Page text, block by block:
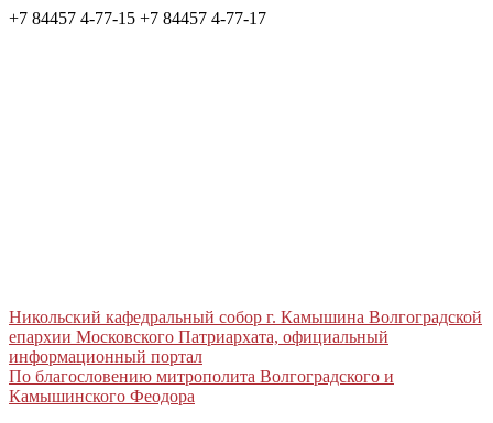
+7 84457 4-77-15 +7 84457 4-77-17
Никольский кафедральный собор г. Камышина Волгоградской
епархии Московского Патриархата, официальный
информационный портал
По благословению митрополита Волгоградского и
Камышинского Феодора